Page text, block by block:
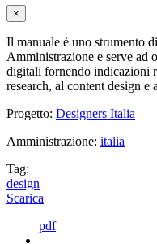
×
Il manuale è uno strumento
Amministrazione e serve ad
digitali fornendo indicazioni
research, al content design e
Progetto: Designers Italia
Amministrazione: italia
Tag:
design
Scarica
pdf